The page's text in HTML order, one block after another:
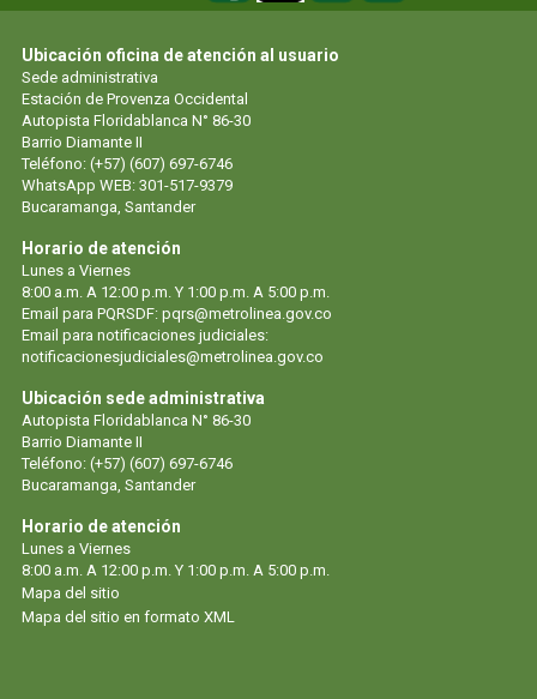
Ubicación oficina de atención al usuario
Sede administrativa
Estación de Provenza Occidental
Autopista Floridablanca N° 86-30
Barrio Diamante II
Teléfono: (+57) (607) 697-6746
WhatsApp WEB: 301-517-9379
Bucaramanga, Santander
Horario de atención
Lunes a Viernes
8:00 a.m. A 12:00 p.m. Y 1:00 p.m. A 5:00 p.m.
Email para PQRSDF: pqrs@metrolinea.gov.co
Email para notificaciones judiciales:
notificacionesjudiciales@metrolinea.gov.co
Ubicación sede administrativa
Autopista Floridablanca N° 86-30
Barrio Diamante II
Teléfono: (+57) (607) 697-6746
Bucaramanga, Santander
Horario de atención
Lunes a Viernes
8:00 a.m. A 12:00 p.m. Y 1:00 p.m. A 5:00 p.m.
Mapa del sitio
Mapa del sitio en formato XML